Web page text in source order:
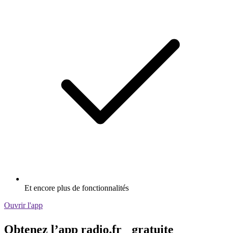
Et encore plus de fonctionnalités
Ouvrir l'app
Obtenez l’app radio.fr gratuite